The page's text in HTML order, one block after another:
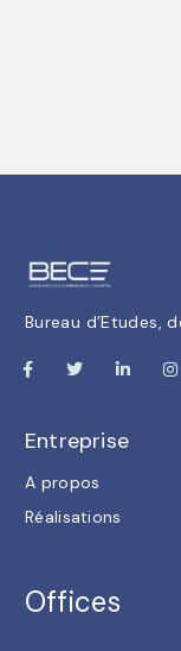
Bureau d’Etudes,
Entreprise
A propos
Réalisations
Offices